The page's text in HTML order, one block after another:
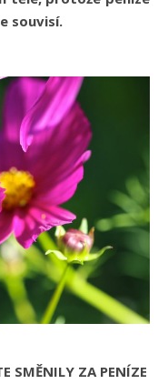
souvisí.
SMĚNILY ZA PENÍZE